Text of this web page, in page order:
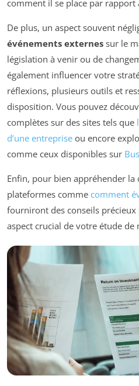
comment il se place par rapport
De plus, un aspect souvent
événements externes sur le
législation à venir ou de
également influencer votre
réflexions, plusieurs outils et
disposition. Vous pouvez
complètes sur des sites tels que
d’une entreprise ou encore
comme ceux disponibles sur
Enfin, pour bien appréhender la
plateformes comme comment
fourniront des conseils
aspect crucial de votre étude de